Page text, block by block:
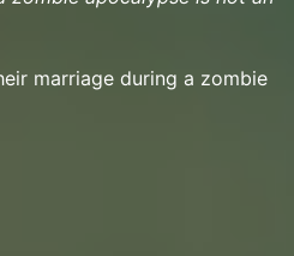
marriage during a zombie